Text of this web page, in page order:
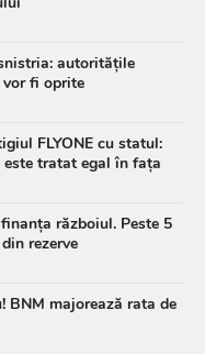
autoritățile
vor fi oprite
FLYONE cu statul:
este tratat egal în fața
războiul. Peste 5
rezerve
BNM majorează rata de